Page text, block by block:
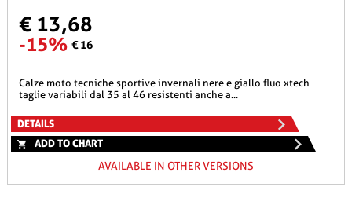
€ 13,68
-15% € 16
calze moto tecniche sportive invernali nere e giallo fluo xtech
taglie variabili dal 35 al 46 resistenti anche a...
DETAILS
ADD TO CHART
AVAILABLE IN OTHER VERSIONS